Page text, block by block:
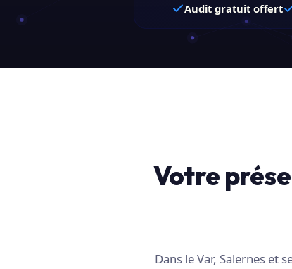
Audit gratuit offert
Votre
Dans le Var, Salernes et